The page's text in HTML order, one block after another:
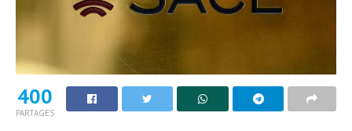
400
PARTAGES